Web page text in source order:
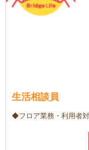
生活相談員